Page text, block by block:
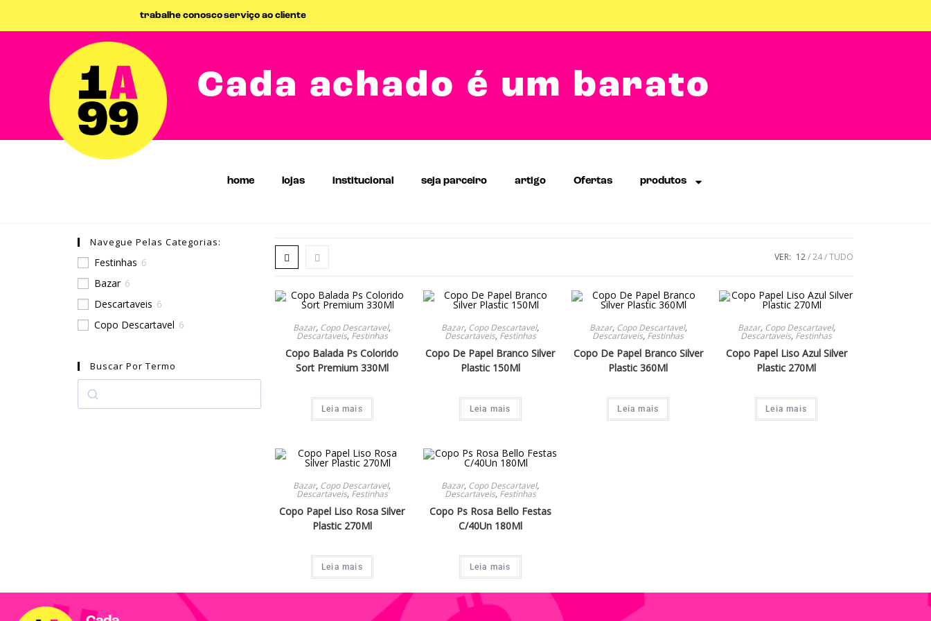
trabalhe conoscoserviço ao cliente
Cada achado é um barato
home lojas institucional seja parceiro artigo Ofertas produtos
Navegue Pelas Categorias:
Festinhas 6
Bazar 6
Descartaveis 6
Copo Descartavel 6
Buscar Por Termo
VER: 12 24 TUDO
Bazar, Copo Descartavel,
Descartaveis, Festinhas
Copo Balada Ps Colorido
Sort Premium 330Ml
Leia mais
Bazar, Copo Descartavel,
Descartaveis, Festinhas
Copo De Papel Branco Silver
Plastic 150Ml
Leia mais
Bazar, Copo Descartavel,
Descartaveis, Festinhas
Copo De Papel Branco Silver
Plastic 360Ml
Leia mais
Bazar, Copo Descartavel,
Descartaveis, Festinhas
Copo Papel Liso Azul Silver
Plastic 270Ml
Leia mais
Bazar, Copo Descartavel,
Descartaveis, Festinhas
Copo Papel Liso Rosa Silver
Plastic 270Ml
Leia mais
Bazar, Copo Descartavel,
Descartaveis, Festinhas
Copo Ps Rosa Bello Festas
C/40Un 180Ml
Leia mais